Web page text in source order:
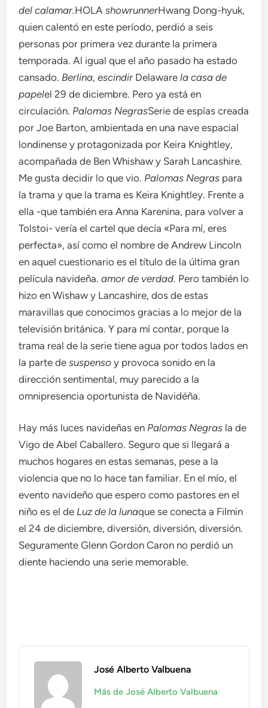
del calamar.HOLAshowrunnerHwang Dong-hyuk,
quien calentó en este período, perdió a seis
personas por primera vez durante la primera
temporada. Al igual que el año pasado ha estado
cansado. Berlina,escindir Delawarela casa de
papelel 29 de diciembre. Pero ya está en
circulación. Palomas NegrasSerie de espías creada
por Joe Barton, ambientada en una nave espacial
londinense y protagonizada por Keira Knightley,
acompañada de Ben Whishaw y Sarah Lancashire.
Me gusta decidir lo que vio. Palomas Negras para
la trama y que la trama es Keira Knightley. Frente a
ella -que también era Anna Karenina, para volver a
Tolstoi- vería el cartel que decía «Para mí, eres
perfecta», así como el nombre de Andrew Lincoln
en aquel cuestionario es el título de la última gran
película navideña.amor de verdad. Pero también lo
hizo en Wishaw y Lancashire, dos de estas
maravillas que conocimos gracias a lo mejor de la
televisión británica. Y para mí contar, porque la
trama real de la serie tiene agua por todos lados en
la parte desuspensoy provoca sonido en la
dirección sentimental, muy parecido a la
omnipresencia oportunista de Navidéña.
Hay más luces navideñas en Palomas Negras la de
Vigo de Abel Caballero. Seguro que si llegará a
muchos hogares en estas semanas, pese a la
violencia que no lo hace tan familiar. En el mío, el
evento navideño que espero como pastores en el
niño es el de Luz de la lunaque se conecta a Filmin
el 24 de diciembre, diversión, diversión, diversión.
Seguramente Glenn Gordon Caron no perdió un
diente haciendo una serie memorable.
José Alberto Valbuena
Más de José Alberto Valbuena